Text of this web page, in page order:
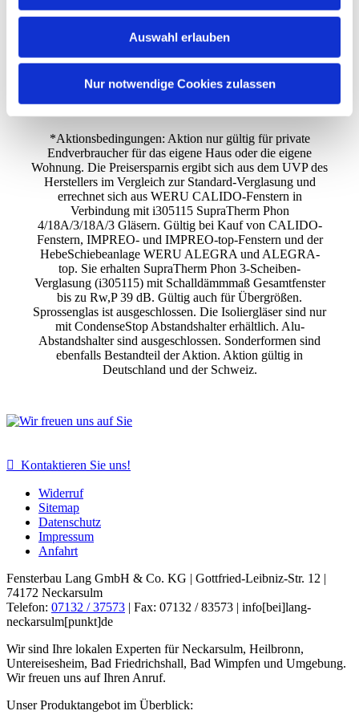
Auswahl erlauben
Nur notwendige Cookies zulassen
07132 / 37573
Kontaktieren Sie uns
*Aktionsbedingungen: Aktion nur gültig für private
Endverbraucher für das eigene Haus oder die eigene
Wohnung. Die Preisersparnis ergibt sich aus dem UVP des
Herstellers im Vergleich zur Standard-Verglasung und
errechnet sich aus WERU CALIDO-Fenstern in
Verbindung mit i305115 SupraTherm Phon
4/18A/3/18A/3 Gläsern. Gültig bei Kauf von CALIDO-
Fenstern, IMPREO- und IMPREO-top-Fenstern und der
HebeSchiebeanlage WERU ALEGRA und ALEGRA-
top. Sie erhalten SupraTherm Phon 3-Scheiben-
Verglasung (i305115) mit Schalldämmmaß Gesamtfenster
bis zu Rw,P 39 dB. Gültig auch für Übergrößen.
Sprossenglas ist ausgeschlossen. Die Isoliergläser sind nur
mit CondenseStop Abstandshalter erhältlich. Alu-
Abstandshalter sind ausgeschlossen. Sonderformen sind
ebenfalls Bestandteil der Aktion. Aktion gültig in
Deutschland und der Schweiz.
 Kontaktieren Sie uns!
Widerruf
Sitemap
Datenschutz
Impressum
Anfahrt
Fensterbau Lang GmbH & Co. KG | Gottfried-Leibniz-Str. 12 |
74172 Neckarsulm
Telefon: 07132 / 37573 | Fax: 07132 / 83573 | info[bei]lang-
neckarsulm[punkt]de
Wir sind Ihre lokalen Experten für Neckarsulm, Heilbronn,
Untereisesheim, Bad Friedrichshall, Bad Wimpfen und Umgebung.
Wir freuen uns auf Ihren Anruf.
Unser Produktangebot im Überblick: